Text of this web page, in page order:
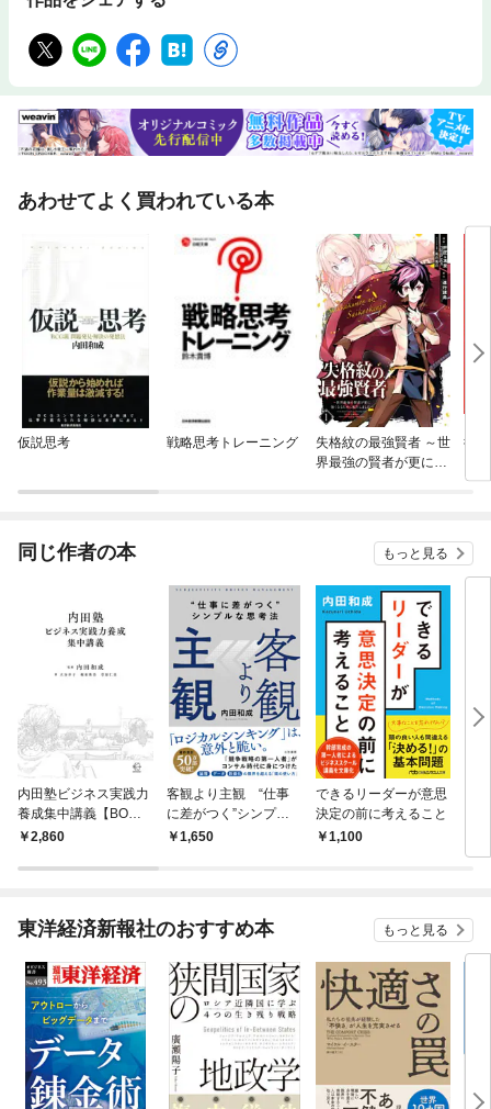
あわせてよく買われている本
仮説思考 戦略思考トレーニング
失格紋の最強賢者 ～世
界最強の賢者が更に強
彼
同じ作者の本 もっと見る
内田塾ビジネス実践力
養成集中講義【BOW B
OOKS038】
2,860
客観より主観 “仕事
に差がつく”シンプル
な思考法
1,650
できるリーダーが意思
決定の前に考えること
1,100
東洋経済新報社のおすすめ本 もっと見る